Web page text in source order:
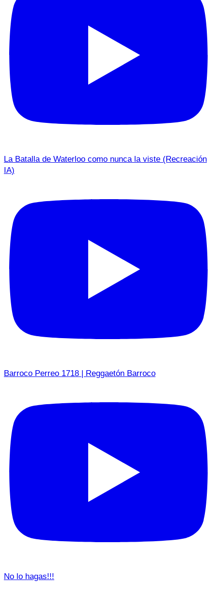
La Batalla de Waterloo como nunca la viste (Recreación
IA)
Barroco Perreo 1718 | Reggaetón Barroco
No lo hagas!!!